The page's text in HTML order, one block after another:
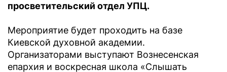
просветительский отдел УПЦ.
Мероприятие будет проходить на базе
Киевской духовной академии.
Организаторами выступают Вознесенская
епархия и воскресная школа «Слышать